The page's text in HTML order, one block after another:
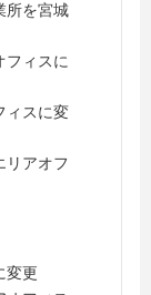
所を宮城
フィスに
ィスに変
リアオフ
変更